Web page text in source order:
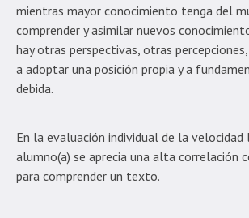
mientras mayor conocimiento tenga del
comprender y asimilar nuevos
hay otras perspectivas, otras
a adoptar una posición propia y a
debida.
En la evaluación individual de la velocidad
alumno(a) se aprecia una alta correlación
para comprender un texto.